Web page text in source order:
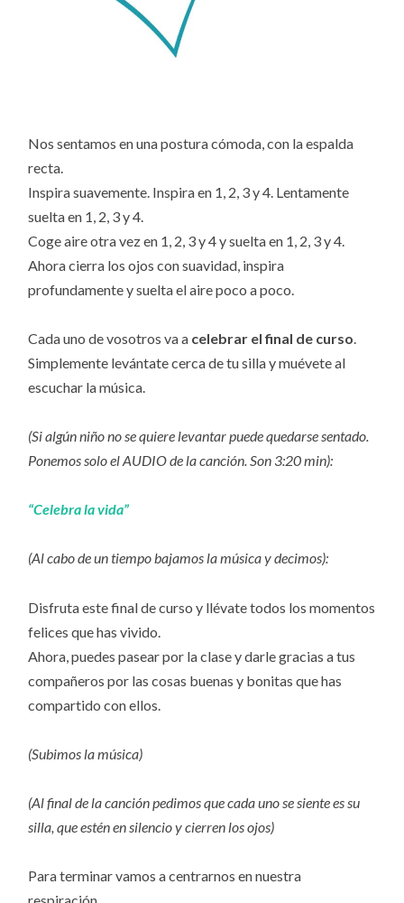
Nos sentamos en una postura cómoda, con la espalda
recta.
Inspira suavemente. Inspira en 1, 2, 3 y 4. Lentamente
suelta en 1, 2, 3 y 4.
Coge aire otra vez en 1, 2, 3 y 4 y suelta en 1, 2, 3 y 4.
Ahora cierra los ojos con suavidad, inspira
profundamente y suelta el aire poco a poco.
Cada uno de vosotros va a celebrar el final de curso.
Simplemente levántate cerca de tu silla y muévete al
escuchar la música.
(Si algún niño no se quiere levantar puede quedarse sentado.
Ponemos solo el AUDIO de la canción. Son 3:20 min):
“Celebra la vida”
(Al cabo de un tiempo bajamos la música y decimos):
Disfruta este final de curso y llévate todos los momentos
felices que has vivido.
Ahora, puedes pasear por la clase y darle gracias a tus
compañeros por las cosas buenas y bonitas que has
compartido con ellos.
(Subimos la música)
(Al final de la canción pedimos que cada uno se siente es su
silla, que estén en silencio y cierren los ojos)
Para terminar vamos a centrarnos en nuestra